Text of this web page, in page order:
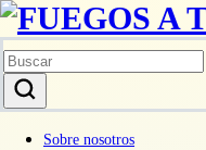
Sobre nosotros